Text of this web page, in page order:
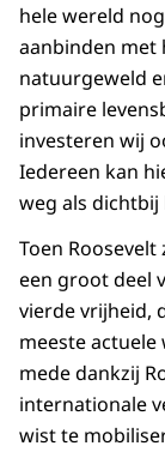
hele wereld
aanbinden met
natuurgeweld
primaire
investeren wij
Iedereen kan
weg als dichtbij
Toen
een groot deel
vierde vrijheid,
meeste
mede dankzij
internationale
wist te